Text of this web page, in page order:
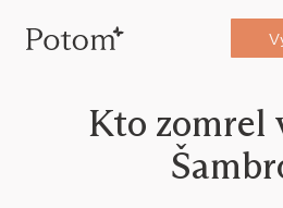
Kto zomrel